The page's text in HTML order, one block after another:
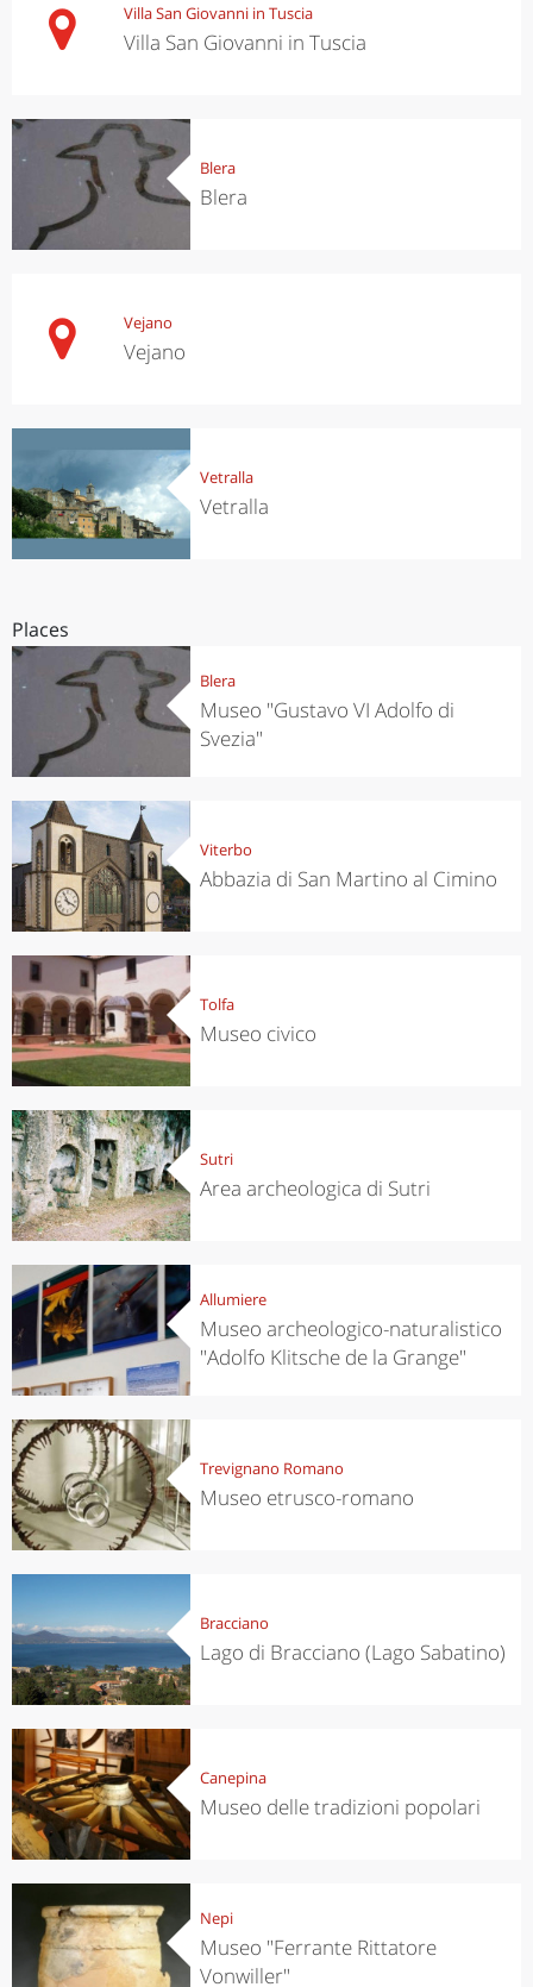
Villa San Giovanni in Tuscia
Villa San Giovanni in Tuscia
Blera
Blera
Vejano
Vejano
Vetralla
Vetralla
Places
Blera
Museo "Gustavo VI Adolfo di
Svezia"
Viterbo
Abbazia di San Martino al Cimino
Tolfa
Museo civico
Sutri
Area archeologica di Sutri
Allumiere
Museo archeologico-naturalistico
"Adolfo Klitsche de la Grange"
Trevignano Romano
Museo etrusco-romano
Bracciano
Lago di Bracciano (Lago Sabatino)
Canepina
Museo delle tradizioni popolari
Nepi
Museo "Ferrante Rittatore
Vonwiller"